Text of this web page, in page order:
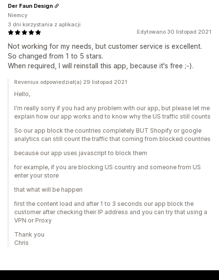
Edytowano 30 listopad 2021
Not working for my needs, but customer service is excellent.
So changed from 1 to 5 stars.
When required, I will reinstall this app, because it's free ;-).
Der Faun Design
Niemcy
3 dni korzystania z aplikacji
Reveniux odpowiedział(a) 29 listopad 2021
Hello,
I'm really sorry if you had any problem with our app, but please let me
explain how our app works and to know why the US traffic still counts
So our app block the countries completely BUT Shopify or google
analytics can still count the traffic that coming from blocked countries
because our app uses javascript to block them
for example, if you are blocking US country and someone from US
enter your store
that what will be happen
first the content load and after 1 to 3 seconds our app block the
customer after checking their IP address and you can try that using a
VPN or Proxy
Thank you
Chris